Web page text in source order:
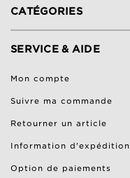
CATÉGORIES
SERVICE & AIDE
Mon compte
Suivre ma commande
Retourner un article
Information d'expédition
Option de paiements